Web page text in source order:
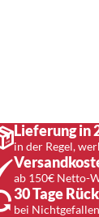
Lieferung in
in der Regel,
ab 150€ Netto-
30 Tage
bei Nichtgefallen